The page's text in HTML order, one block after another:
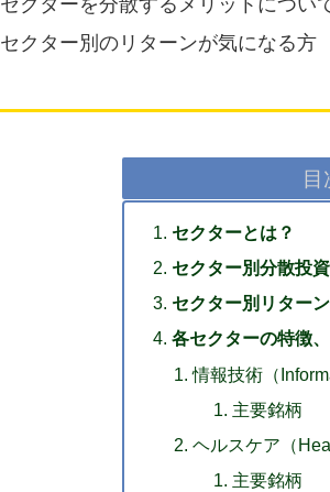
セクター別のリターンが気になる方
目
セクターとは？
セクター別分散投
セクター別リターン
各セクターの特徴
情報技術（
主要銘柄
ヘルスケア（
主要銘柄